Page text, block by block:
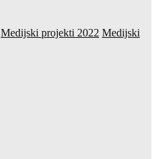
Medijski projekti 2022 Medijski